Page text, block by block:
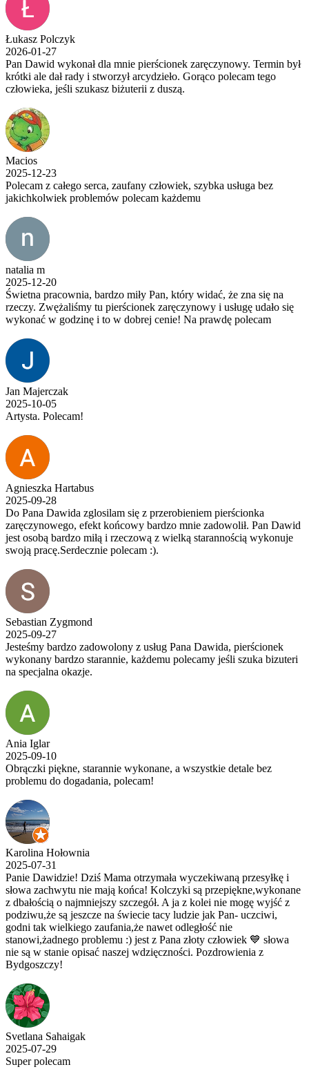
Łukasz Polczyk
2026-01-27
Pan Dawid wykonał dla mnie pierścionek zaręczynowy. Termin był
krótki ale dał rady i stworzył arcydzieło. Gorąco polecam tego
człowieka, jeśli szukasz biżuterii z duszą.
Macios
2025-12-23
Polecam z całego serca, zaufany człowiek, szybka usługa bez
jakichkolwiek problemów polecam każdemu
natalia m
2025-12-20
Świetna pracownia, bardzo miły Pan, który widać, że zna się na
rzeczy. Zwężaliśmy tu pierścionek zaręczynowy i usługę udało się
wykonać w godzinę i to w dobrej cenie! Na prawdę polecam
Jan Majerczak
2025-10-05
Artysta. Polecam!
Agnieszka Hartabus
2025-09-28
Do Pana Dawida zglosilam się z przerobieniem pierścionka
zaręczynowego, efekt końcowy bardzo mnie zadowolił. Pan Dawid
jest osobą bardzo miłą i rzeczową z wielką starannością wykonuje
swoją pracę.Serdecznie polecam :).
Sebastian Zygmond
2025-09-27
Jesteśmy bardzo zadowolony z usług Pana Dawida, pierścionek
wykonany bardzo starannie, każdemu polecamy jeśli szuka bizuteri
na specjalna okazje.
Ania Iglar
2025-09-10
Obrączki piękne, starannie wykonane, a wszystkie detale bez
problemu do dogadania, polecam!
Karolina Hołownia
2025-07-31
Panie Dawidzie! Dziś Mama otrzymała wyczekiwaną przesyłkę i
słowa zachwytu nie mają końca! Kolczyki są przepiękne,wykonane
z dbałością o najmniejszy szczegół. A ja z kolei nie mogę wyjść z
podziwu,że są jeszcze na świecie tacy ludzie jak Pan- uczciwi,
godni tak wielkiego zaufania,że nawet odległość nie
stanowi,żadnego problemu :) jest z Pana złoty człowiek 💙 słowa
nie są w stanie opisać naszej wdzięczności. Pozdrowienia z
Bydgoszczy!
Svetlana Sahaigak
2025-07-29
Super polecam